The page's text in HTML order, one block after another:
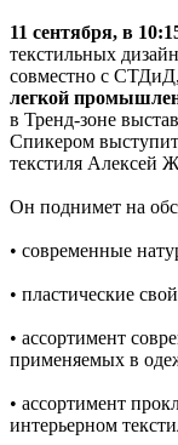
11 сентября, в
текстильных
совместно с СТДиД,
легкой
в Тренд-зоне
Спикером выступит
текстиля Алексей
Он поднимет на
• современные
• пластические
• ассортимент
применяемых в
• ассортимент
интерьерном